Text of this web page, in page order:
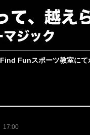
Funスポーツ教室にて
17:00